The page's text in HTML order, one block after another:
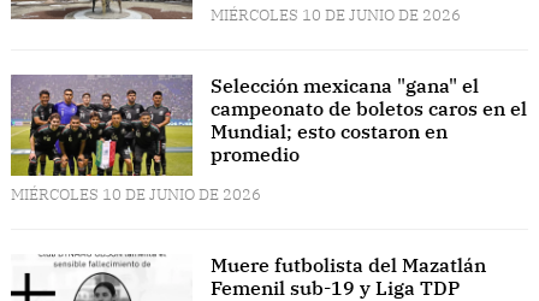
MIÉRCOLES 10 DE JUNIO DE 2026
Selección mexicana "gana" el
campeonato de boletos caros en el
Mundial; esto costaron en
promedio
MIÉRCOLES 10 DE JUNIO DE 2026
Muere futbolista del Mazatlán
Femenil sub-19 y Liga TDP